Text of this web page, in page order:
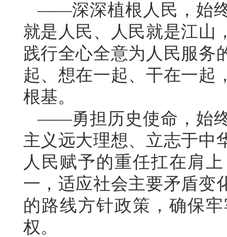
——深深植根人民，始
就是人民、人民就是江山
践行全心全意为人民服务
起、想在一起、干在一起
根基。
——勇担历史使命，始
主义远大理想、立志于中
人民赋予的重任扛在肩
一，适应社会主要矛盾变
的路线方针政策，确保
权。